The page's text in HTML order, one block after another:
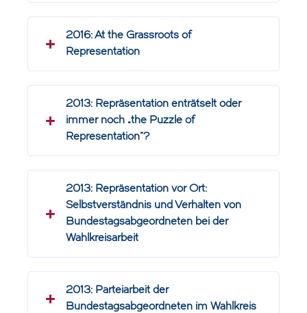
2016: At the Grassroots of
Representation
2013: Repräsentation enträtselt oder
immer noch „the Puzzle of
Representation“?
2013: Repräsentation vor Ort:
Selbstverständnis und Verhalten von
Bundestagsabgeordneten bei der
Wahlkreisarbeit
2013: Parteiarbeit der
Bundestagsabgeordneten im Wahlkreis